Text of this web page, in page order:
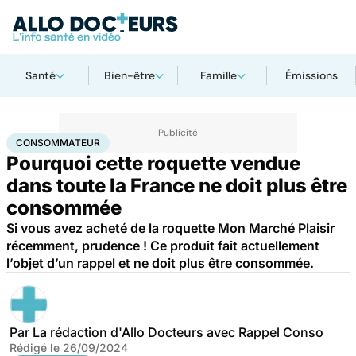
Santé Bien-être Famille Émissions
AccueilSantéConsommateur
CONSOMMATEUR
Pourquoi cette roquette vendue
dans toute la France ne doit plus être
consommée
Si vous avez acheté de la roquette Mon Marché Plaisir
récemment, prudence ! Ce produit fait actuellement
l’objet d’un rappel et ne doit plus être consommée.
Par La rédaction d'Allo Docteurs avec Rappel Conso
Rédigé le 26/09/2024